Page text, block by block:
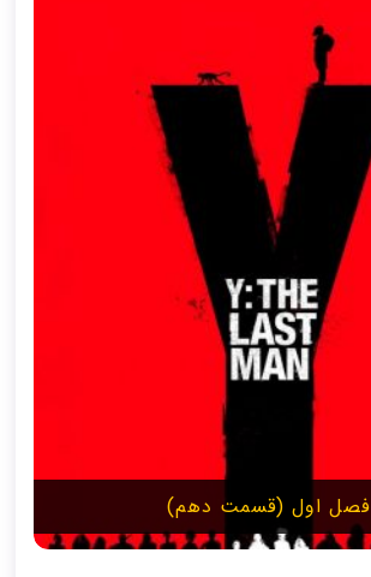
فصل اول (قسمت دهم)